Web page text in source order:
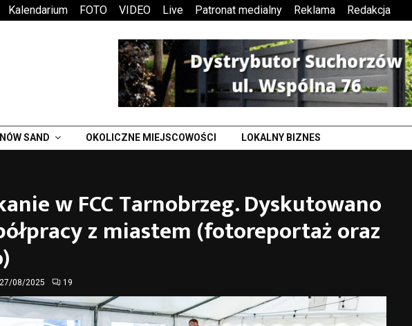
Kalendarium FOTO VIDEO Live Patronat medialny Reklama Redakcja
SAND OKOLICZNE MIEJSCOWOŚCI LOKALNY BIZNES
w FCC Tarnobrzeg. Dyskutowano
z miastem (fotoreportaż oraz
27/08/2025 19